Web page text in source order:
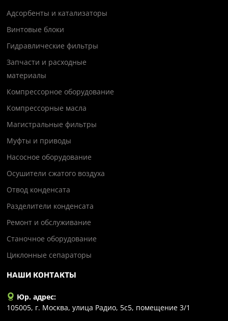
Адсорбенты и катализаторы
Винтовые блоки
Гидравлические фильтры
Запчасти и расходные
материалы
Компрессорное оборудование
Компрессорные масла
Магистральные фильтры
Муфты и приводы
Насосное оборудование
Осушители сжатого воздуха
Отвод конденсата
Разделители конденсата
Ремонт и обслуживание
Станочное оборудование
Циклонные сепараторы
НАШИ КОНТАКТЫ
Юр. адрес:
105005, г. Москва, улица Радио, 5с5, помещение 3/1